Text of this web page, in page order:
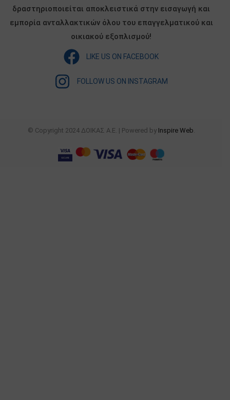
δραστηριοποιείται αποκλειστικά στην εισαγωγή και
εμπορία ανταλλακτικών όλου του επαγγελματικού και
οικιακού εξοπλισμού!
LIKE US ON FACEBOOK
FOLLOW US ON INSTAGRAM
© Copyright 2024 ΔΟΙΚΑΣ Α.Ε. | Powered by Inspire Web